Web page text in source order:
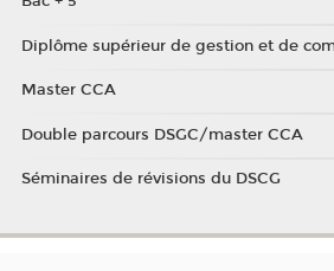
Diplôme supérieur de gestion et de
Master CCA
Double parcours DSGC/master CCA
Séminaires de révisions du DSCG